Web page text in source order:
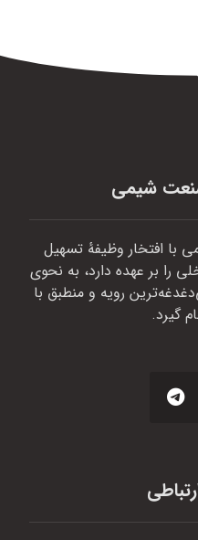
شیمی
با افتخار وظیفهٔ تسهیل
را بر عهده دارد، به نحوی
رویه و منطبق با
گیرد.